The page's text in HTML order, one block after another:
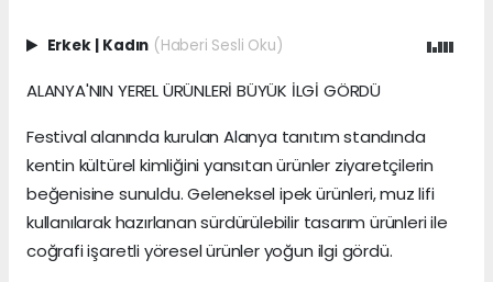
Erkek | Kadın (Haberi Sesli Oku)
ALANYA'NIN YEREL ÜRÜNLERİ BÜYÜK İLGİ GÖRDÜ
Festival alanında kurulan Alanya tanıtım standında
kentin kültürel kimliğini yansıtan ürünler ziyaretçilerin
beğenisine sunuldu. Geleneksel ipek ürünleri, muz lifi
kullanılarak hazırlanan sürdürülebilir tasarım ürünleri ile
coğrafi işaretli yöresel ürünler yoğun ilgi gördü.